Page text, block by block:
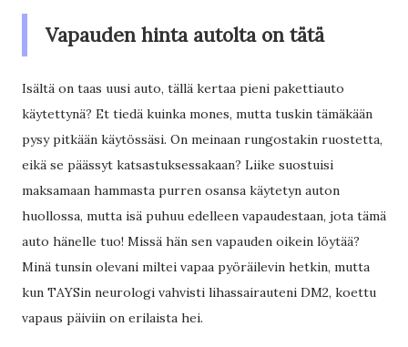
Vapauden hinta autolta on tätä
Isältä on taas uusi auto, tällä kertaa pieni pakettiauto
käytettynä? Et tiedä kuinka mones, mutta tuskin tämäkään
pysy pitkään käytössäsi. On meinaan rungostakin ruostetta,
eikä se päässyt katsastuksessakaan? Liike suostuisi
maksamaan hammasta purren osansa käytetyn auton
huollossa, mutta isä puhuu edelleen vapaudestaan, jota tämä
auto hänelle tuo! Missä hän sen vapauden oikein löytää?
Minä tunsin olevani miltei vapaa pyöräilevin hetkin, mutta
kun TAYSin neurologi vahvisti lihassairauteni DM2, koettu
vapaus päiviin on erilaista hei.